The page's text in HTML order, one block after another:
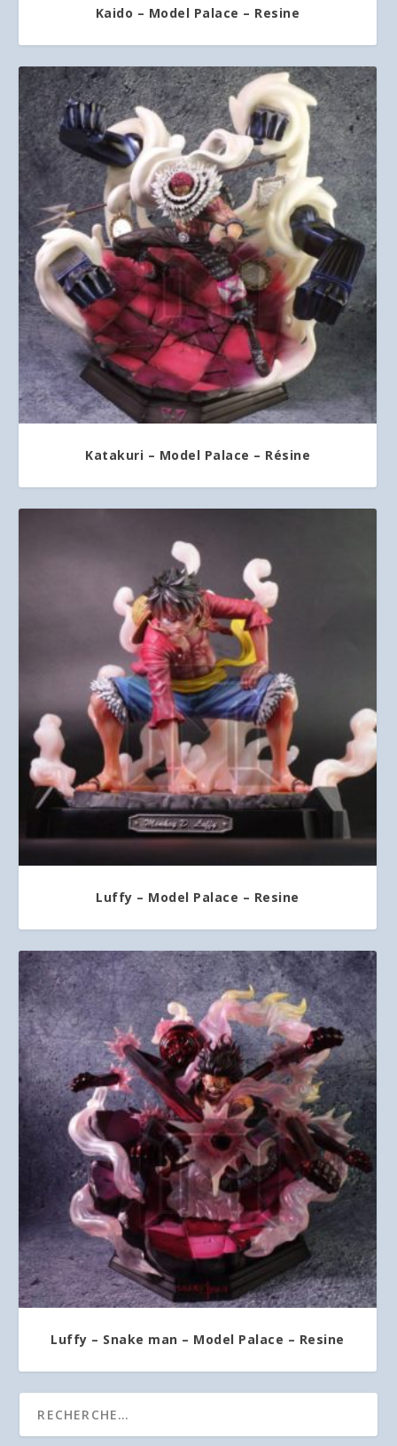
Kaido – Model Palace – Resine
Katakuri – Model Palace – Résine
Luffy – Model Palace – Resine
Luffy – Snake man – Model Palace – Resine